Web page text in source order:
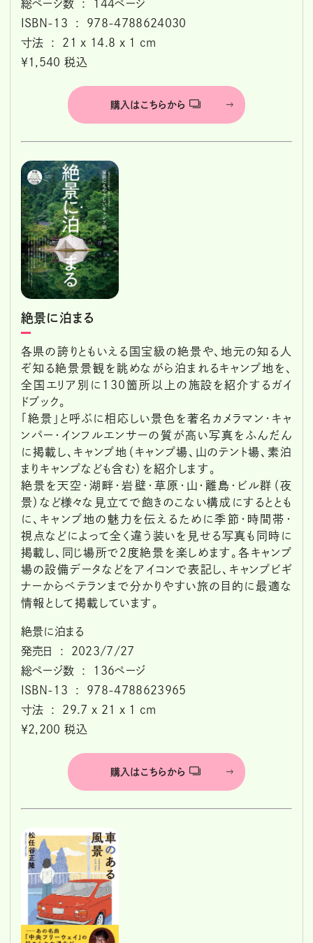
総ページ数 ‏ : ‎ 144ページ
ISBN-13 ‏ : ‎ 978-4788624030
寸法 ‏ : ‎ 21 x 14.8 x 1 cm
￥1,540 税込
購入はこちらから
絶景に泊まる
各県の誇りともいえる国宝級の絶景や、地元の知る人
ぞ知る絶景景観を眺めながら泊まれるキャンプ地を、
全国エリア別に130箇所以上の施設を紹介するガイ
ドブック。
「絶景」と呼ぶに相応しい景色を著名カメラマン・キャ
ンパー・インフルエンサーの質が高い写真をふんだん
に掲載し、キャンプ地（キャンプ場、山のテント場、素泊
まりキャンプなども含む）を紹介します。
絶景を天空・湖畔・岩壁・草原・山・離島・ビル群（夜
景）など様々な見立てで飽きのこない構成にするととも
に、キャンプ地の魅力を伝えるために季節・時間帯・
視点などによって全く違う装いを見せる写真も同時に
掲載し、同じ場所で２度絶景を楽しめます。各キャンプ
場の設備データなどをアイコンで表記し、キャンプビギ
ナーからベテランまで分かりやすい旅の目的に最適な
情報として掲載しています。
絶景に泊まる
発売日 ‏ : ‎ 2023/7/27
総ページ数 ‏ : ‎ 136ページ
ISBN-13 ‏ : ‎ 978-4788623965
寸法 ‏ : ‎ 29.7 x 21 x 1 cm
￥2,200 税込
購入はこちらから